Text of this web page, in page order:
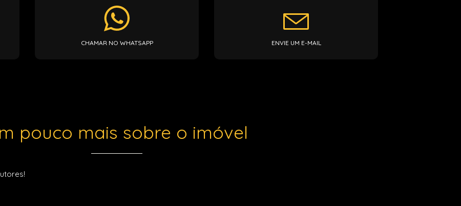
CHAMAR NO WHATSAPP ENVIE UM E-MAIL
pouco mais sobre o imóvel